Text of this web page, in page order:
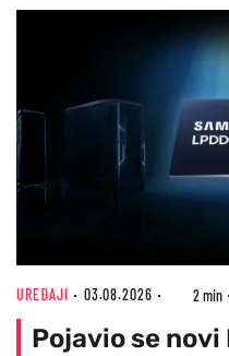
UREĐAJI 03.08.2026 2 min
Pojavio se novi